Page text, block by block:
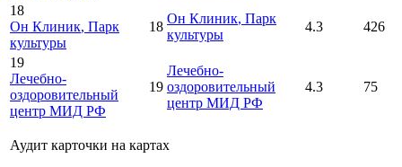
18
Он Клиник, Парк
культуры
18
Он Клиник, Парк
культуры
4.3 426
19
Лечебно-
оздоровительный
центр МИД РФ
19
Лечебно-
оздоровительный
центр МИД РФ
4.3 75
Аудит карточки на картах